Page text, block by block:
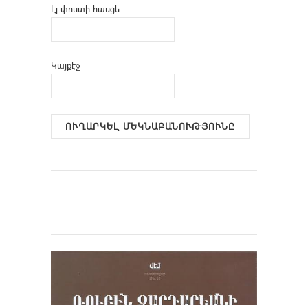
Էլ-փոստի հասցե
Կայքէջ